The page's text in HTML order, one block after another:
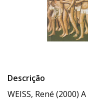
Descrição
WEISS, René (2000)